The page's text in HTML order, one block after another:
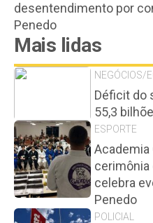
desentendimento por
Penedo
Mais lidas
NEGÓCIOS/
Déficit do
55,3
ESPORTE
Academia
cerimônia
celebra
Penedo
POLICIAL